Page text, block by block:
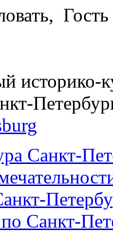
Гость
историко-
Санкт-
Санкт-